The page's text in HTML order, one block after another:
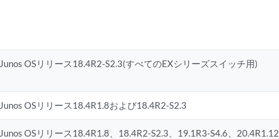
Junos OSリリース18.4R2-S2.3(すべてのEXシリーズスイッチ用)
Junos OSリリース18.4R1.8および18.4R2-S2.3
Junos OSリリース18.4R1.8、18.4R2-S2.3、19.1R3-S4.6、20.4R1.12